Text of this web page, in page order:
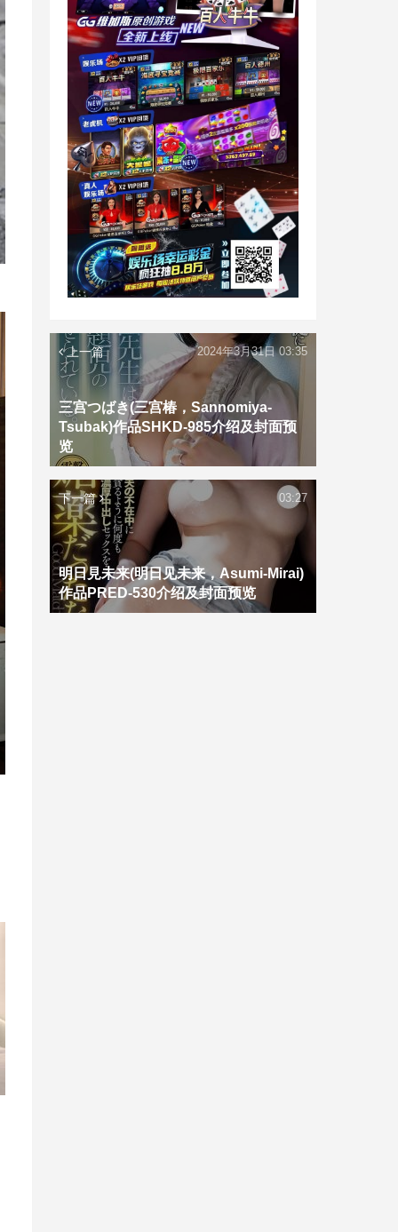
上一篇
三宫つばき(三宫椿，Sannomiya-
Tsubak)作品SHKD-985介绍及封面预
览
2024年3月31日 03:35
下一篇
明日見未来(明日见未来，Asumi-Mirai)
作品PRED-530介绍及封面预览
03:27